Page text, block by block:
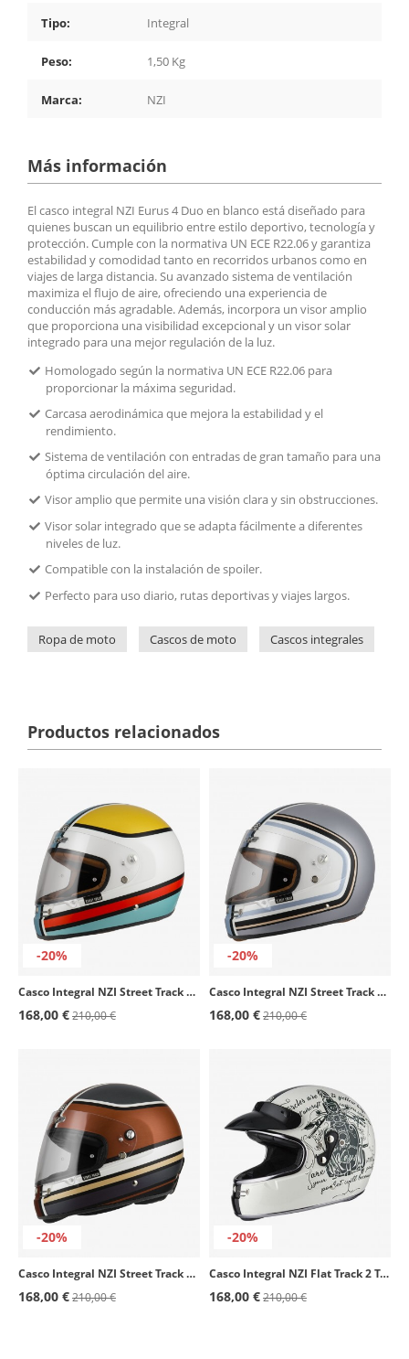
Tipo: Integral
Peso: 1,50 Kg
Marca: NZI
Más información
El casco integral NZI Eurus 4 Duo en blanco está diseñado para
quienes buscan un equilibrio entre estilo deportivo, tecnología y
protección. Cumple con la normativa UN ECE R22.06 y garantiza
estabilidad y comodidad tanto en recorridos urbanos como en
viajes de larga distancia. Su avanzado sistema de ventilación
maximiza el flujo de aire, ofreciendo una experiencia de
conducción más agradable. Además, incorpora un visor amplio
que proporciona una visibilidad excepcional y un visor solar
integrado para una mejor regulación de la luz.
Homologado según la normativa UN ECE R22.06 para
proporcionar la máxima seguridad.
Carcasa aerodinámica que mejora la estabilidad y el
rendimiento.
Sistema de ventilación con entradas de gran tamaño para una
óptima circulación del aire.
Visor amplio que permite una visión clara y sin obstrucciones.
Visor solar integrado que se adapta fácilmente a diferentes
niveles de luz.
Compatible con la instalación de spoiler.
Perfecto para uso diario, rutas deportivas y viajes largos.
Ropa de moto Cascos de moto Cascos integrales
Productos relacionados
-20%
Casco Integral NZI Street Track 4 Outline Blanco y azul mate
168,00 €210,00 €
-20%
Casco Integral NZI Street Track 4 Sputnik Plata y azul mate
168,00 €210,00 €
-20%
Casco Integral NZI Street Track 4 Outline Terracota mate
168,00 €210,00 €
-20%
Casco Integral NZI Flat Track 2 Tank Bone
168,00 €210,00 €